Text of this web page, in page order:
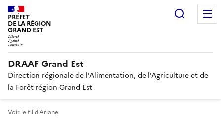
PRÉFET
DE LA RÉGION
GRAND EST
DRAAF Grand Est
Direction régionale de l’Alimentation, de l’Agriculture et de
la Forêt région Grand Est
Voir le fil d'Ariane